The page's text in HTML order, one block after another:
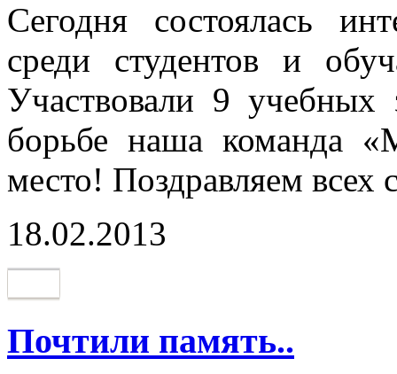
Сегодня состоялась
среди студентов и
Участвовали 9 учебных
борьбе наша команда
место! Поздравляем всех
18.02.2013
Почтили память..